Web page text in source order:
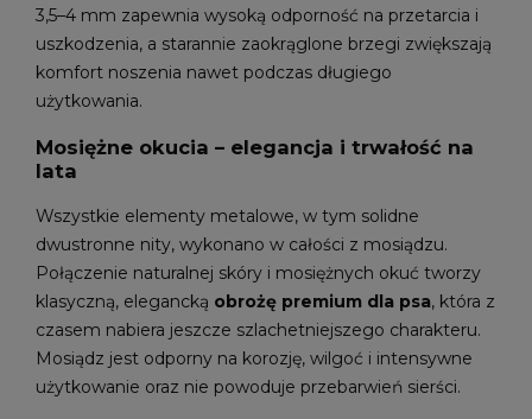
3,5–4 mm zapewnia wysoką odporność na przetarcia i
uszkodzenia, a starannie zaokrąglone brzegi zwiększają
komfort noszenia nawet podczas długiego
użytkowania.
Mosiężne okucia – elegancja i trwałość na
lata
Wszystkie elementy metalowe, w tym solidne
dwustronne nity, wykonano w całości z mosiądzu.
Połączenie naturalnej skóry i mosiężnych okuć tworzy
klasyczną, elegancką obrożę premium dla psa, która z
czasem nabiera jeszcze szlachetniejszego charakteru.
Mosiądz jest odporny na korozję, wilgoć i intensywne
użytkowanie oraz nie powoduje przebarwień sierści.